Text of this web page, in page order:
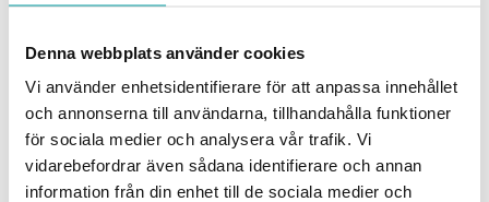
Denna webbplats använder cookies
Vi använder enhetsidentifierare för att anpassa innehållet
och annonserna till användarna, tillhandahålla funktioner
för sociala medier och analysera vår trafik. Vi
vidarebefordrar även sådana identifierare och annan
information från din enhet till de sociala medier och
stort värde till våra befintliga kunder. Det gör att
hållbarhetsarbetet kan hänga ihop – från
utvärderingen av en enskild leverantör till
hållbarhetsrapportering och uppföljning av risker på
ett övergripande plan. Vi ser också att vi kommer